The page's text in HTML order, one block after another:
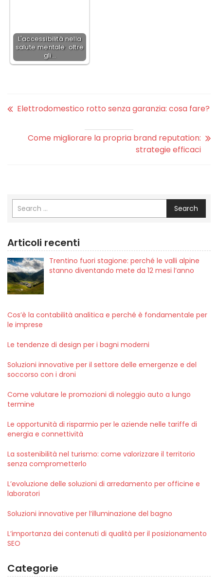
L'accessibilità nella
salute mentale: oltre
gli…
Elettrodomestico rotto senza garanzia: cosa fare?
Come migliorare la propria brand reputation:
strategie efficaci
Search
Articoli recenti
Trentino fuori stagione: perché le valli alpine
stanno diventando mete da 12 mesi l’anno
Cos’è la contabilità analitica e perché è fondamentale per
le imprese
Le tendenze di design per i bagni moderni
Soluzioni innovative per il settore delle emergenze e del
soccorso con i droni
Come valutare le promozioni di noleggio auto a lungo
termine
Le opportunità di risparmio per le aziende nelle tariffe di
energia e connettività
La sostenibilità nel turismo: come valorizzare il territorio
senza comprometterlo
L’evoluzione delle soluzioni di arredamento per officine e
laboratori
Soluzioni innovative per l’illuminazione del bagno
L’importanza dei contenuti di qualità per il posizionamento
SEO
Categorie